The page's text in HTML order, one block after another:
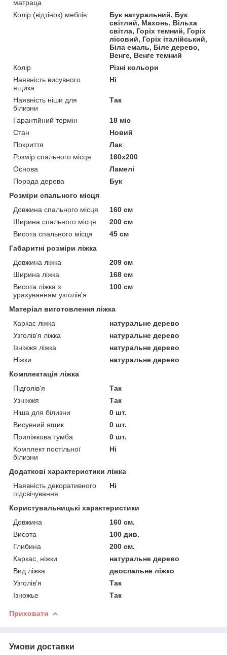
матраца
Колір (відтінок) меблів
Бук натуральний, Бук
світлий, Махонь, Вільха
світла, Горіх темний, Горіх
лісовий, Горіх італійський,
Біла емаль, Біле дерево,
Венге, Венге темний
Колір
Різні кольори
Наявність висувного
ящика
Ні
Наявність ніши для
білизни
Так
Гарантійний термін
18 міс
Стан
Новий
Покриття
Лак
Розмір спального місця
160х200
Основа
Ламелі
Порода дерева
Бук
Розміри спального місця
Довжина спального місця
160 см
Ширина спального місця
200 см
Висота спального місця
45 см
Габаритні розміри ліжка
Довжина ліжка
209 см
Ширина ліжка
168 см
Висота ліжка з
урахуванням узголів'я
100 см
Матеріал виготовлення ліжка
Каркас ліжка
натуральне дерево
Узголів'я ліжка
натуральне дерево
Ізніжжя ліжка
натуральне дерево
Ніжки
натуральне дерево
Комплектація ліжка
Підголів'я
Так
Узніжжя
Так
Ніша для білизни
0 шт.
Висувний ящик
0 шт.
Приліжкова тумба
0 шт.
Комплект постільної
білизни
Ні
Додаткові характеристики ліжка
Наявність декоративного
підсвічування
Ні
Користувальницькі характеристики
Довжина
160 см.
Висота
100 див.
Глибина
200 см.
Каркас, ніжки
натуральне дерево
Вид ліжка
двоспальне ліжко
Узголів'я
Так
Ізножье
Так
Приховати
Умови доставки